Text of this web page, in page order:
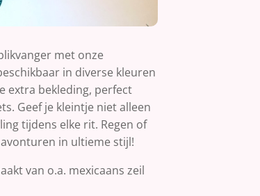
met onze
in diverse kleuren
extra bekleding, perfect
Geef je kleintje niet alleen
tijdens elke rit. Regen of
in ultieme stijl!
van o.a. mexicaans zeil